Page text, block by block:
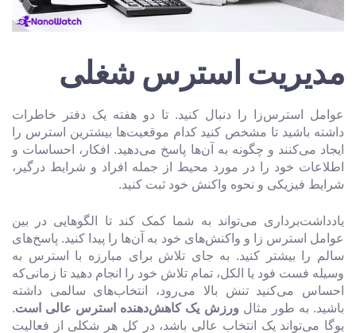
مدیریت استرس شغلی
عوامل استرس‌زا را دنبال کنید. تا دو هفته یک دفتر خاطرات
داشته باشید تا مشخص کنید کدام موقعیت‌ها بیشترین استرس را
ایجاد می‌کنند و چگونه به آن‌ها پاسخ می‌دهید. افکار، احساسات و
اطلاعات خود را در مورد محیط از جمله افراد و شرایط درگیر،
شرایط فیزیکی و نحوه واکنش خود ثبت کنید.
یادداشت‌برداری می‌تواند به شما کمک کند تا الگوهایی در بین
عوامل استرس زا و واکنش‌های خود به آن‌ها را پیدا کنید. پاسخ‌های
سالم را بیشتر کنید. به جای تلاش برای مبارزه با استرس به
وسیله فست فود یا الکل، تمام تلاش خود را انجام دهید تا زمانی‌که
احساس می‌کنید تنش بالا می‌رود، انتخاب‌های سالمی داشته
باشید. به طور مثال ورزش یک کاهش‌دهنده استرس عالی است.
یوگا می‌تواند یک انتخاب عالی باشد، در کل هر شکلی از فعالیت